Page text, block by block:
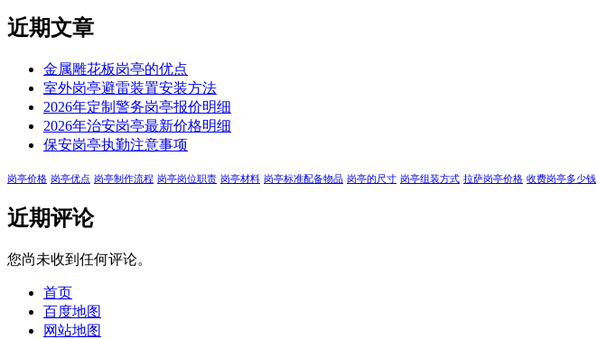
近期文章
金属雕花板岗亭的优点
室外岗亭避雷装置安装方法
2026年定制警务岗亭报价明细
2026年治安岗亭最新价格明细
保安岗亭执勤注意事项
岗亭价格 岗亭优点 岗亭制作流程 岗亭岗位职责 岗亭材料 岗亭标准配备物品 岗亭的尺寸 岗亭组装方式 拉萨岗亭价格 收费岗亭多少钱
近期评论
您尚未收到任何评论。
首页
百度地图
网站地图